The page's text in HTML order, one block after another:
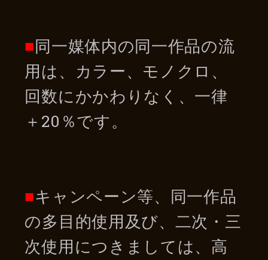
■同一媒体内の同一作品の流
用は、カラー、モノクロ、
回数にかかわりなく、一律
＋20％です。
■キャンペーン等、同一作品
の多目的使用及び、二次・三
次使用につきましては、高